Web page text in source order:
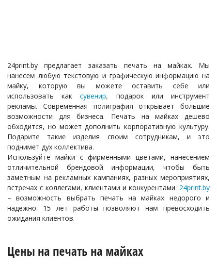
24print.by предлагает заказать печать на майках. Мы
нанесем любую текстовую и графическую информацию на
майку, которую вы можете оставить себе или
использовать каксувенир, подарок или инструмент
рекламы. Современная полиграфия открывает большие
возможности для бизнеса. Печать на майках дешево
обходится, но может дополнить корпоративную культуру.
Подарите такие изделия своим сотрудникам, и это
поднимет дух коллектива.
Используйте майки с фирменными цветами, нанесением
отличительной брендовой информации, чтобы быть
заметным на рекламных кампаниях, разных мероприятиях,
встречах с коллегами, клиентами и конкурентами. 24print.by
– возможность выбрать печать на майках недорого и
надежно: 15 лет работы позволяют нам превосходить
ожидания клиентов.
Цены на печать на майках